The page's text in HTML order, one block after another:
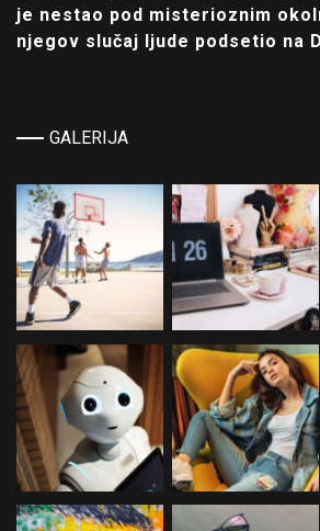
je nestao pod misterioznim
njegov slučaj ljude podsetio na
GALERIJA